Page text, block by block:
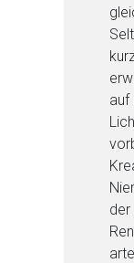
auf
der
Der von Ihnen
Betreiber